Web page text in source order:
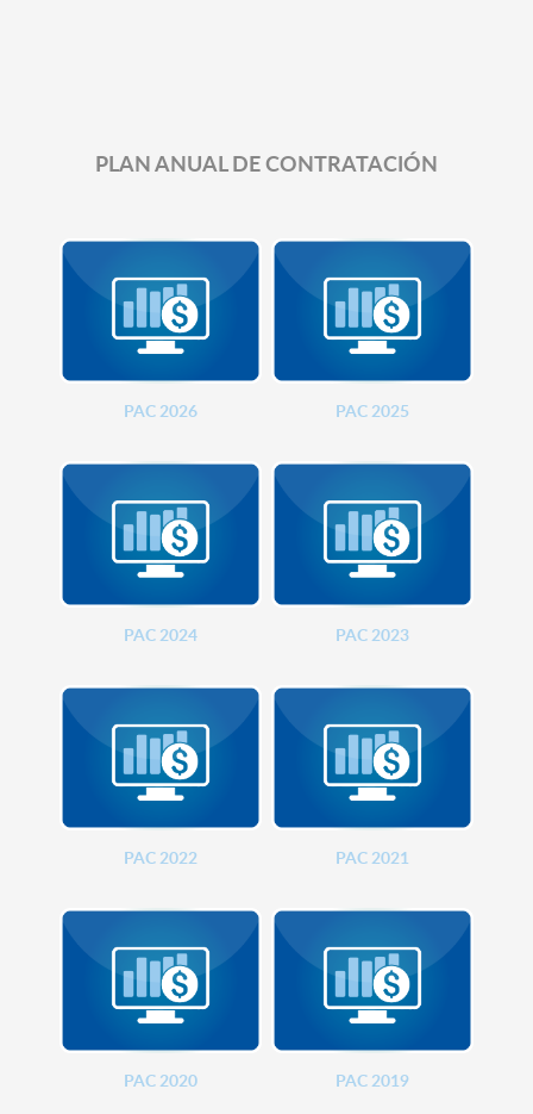
PLAN ANUAL DE CONTRATACIÓN
PAC 2026 PAC 2025
PAC 2024 PAC 2023
PAC 2022 PAC 2021
PAC 2020 PAC 2019